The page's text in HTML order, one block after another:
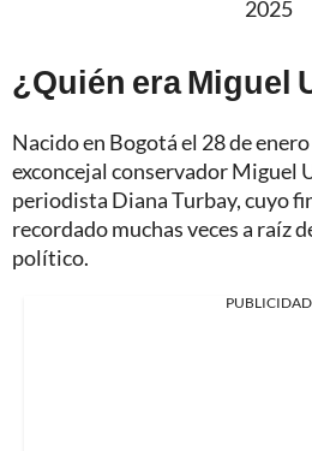
2025
¿Quién era Miguel
Nacido en Bogotá el 28 de
exconcejal conservador Miguel
periodista Diana Turbay, cuyo
recordado muchas veces a raíz
político.
PUBLICIDAD